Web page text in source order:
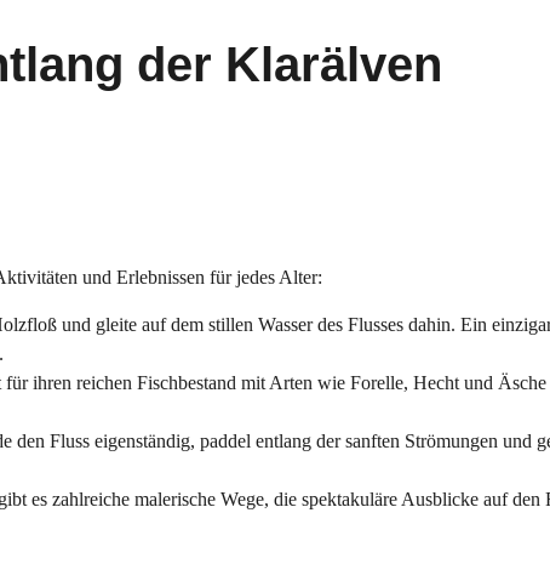
der Klarälven
und Erlebnissen für jedes Alter:
und gleite auf dem stillen Wasser des Flusses dahin. Ein
ihren reichen Fischbestand mit Arten wie Forelle, Hecht und Äsche
den Fluss eigenständig, paddel entlang der sanften Strömungen und
es zahlreiche malerische Wege, die spektakuläre Ausblicke auf den